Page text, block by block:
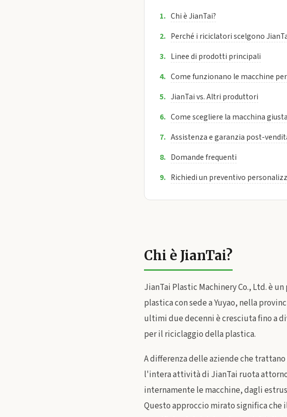
Chi è JianTai?
Perché i riciclatori scelgono
Linee di prodotti principali
Come funzionano le macchine
JianTai vs. Altri produttori
Come scegliere la macchina giusta
Assistenza e garanzia post-
Domande frequenti
Richiedi un preventivo
Chi è JianTai?
JianTai Plastic Machinery Co., Ltd. è
plastica con sede a Yuyao, nella
ultimi due decenni è cresciuta fino a
per il riciclaggio della plastica.
A differenza delle aziende che
l'intera attività di JianTai ruota
internamente le macchine, dagli
Questo approccio mirato significa